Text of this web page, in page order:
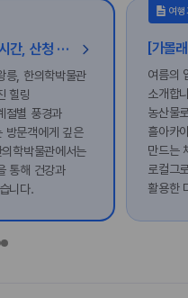
몸과 마음을 다스리는 시간, 산청 힐링 여행
릉, 한의학박물관
힐링
절별 풍경과
방문객에게 깊은
학박물관에서는
통해 건강과
니다.
여
여름의
소개합
농산물
흘아카
만드는
로컬그
활용한
떠나보